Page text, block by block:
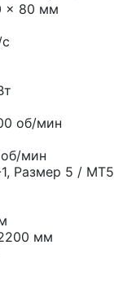
x 80 мм
об/мин
мин
1, Размер 5 / МТ5
мм